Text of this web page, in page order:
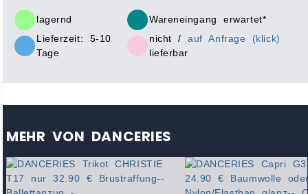
lagernd
Wareneingang erwartet*
Lieferzeit: 5-10
Tage
nicht /auf Anfrage (klick)
lieferbar
MEHR VON DANCERIES